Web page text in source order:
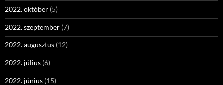
2022. október (5)
2022. szeptember (7)
2022. augusztus (12)
2022. július (6)
2022. június (15)